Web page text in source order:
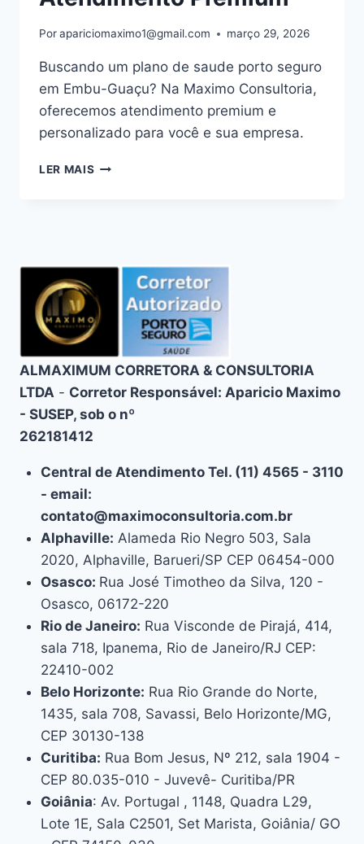
Porapariciomaximo1@gmail.com março 29, 2026
Buscando um plano de saude porto seguro
em Embu-Guaçu? Na Maximo Consultoria,
oferecemos atendimento premium e
personalizado para você e sua empresa.
LER MAIS PLANO
EMBU-
GUAÇU:
ATENDIMENTO
PREMIUM
ALMAXIMUM CORRETORA & CONSULTORIA
LTDA - Corretor Responsável: Aparicio Maximo
- SUSEP, sob o nº
262181412
Central de Atendimento Tel. (11) 4565 - 3110
- email:
contato@maximoconsultoria.com.br
Alphaville: Alameda Rio Negro 503, Sala
2020, Alphaville, Barueri/SP CEP 06454-000
Osasco: Rua José Timotheo da Silva, 120 -
Osasco, 06172-220
Rio de Janeiro: Rua Visconde de Pirajá, 414,
sala 718, Ipanema, Rio de Janeiro/RJ CEP:
22410-002
Belo Horizonte: Rua Rio Grande do Norte,
1435, sala 708, Savassi, Belo Horizonte/MG,
CEP 30130-138
Curitiba: Rua Bom Jesus, Nº 212, sala 1904 -
CEP 80.035-010 - Juvevê- Curitiba/PR
Goiânia: Av. Portugal , 1148, Quadra L29,
Lote 1E, Sala C2501, Set Marista, Goiânia/ GO